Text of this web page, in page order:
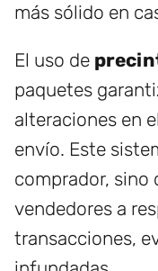
más sólido en
El uso de
paquetes
alteraciones en
envío. Este
comprador, sino
vendedores a
transacciones,